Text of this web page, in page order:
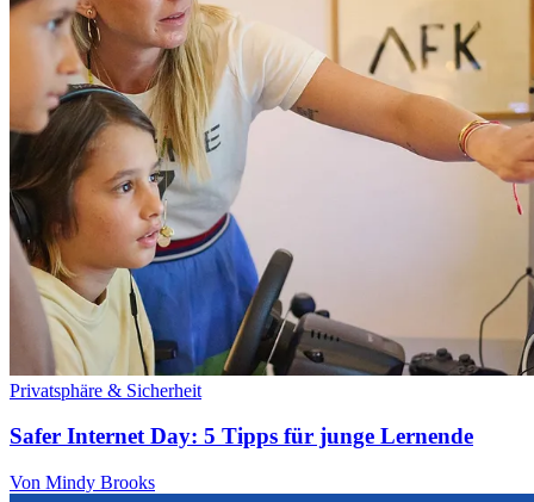
Privatsphäre & Sicherheit
Safer Internet Day: 5 Tipps für junge Lernende
Von Mindy Brooks